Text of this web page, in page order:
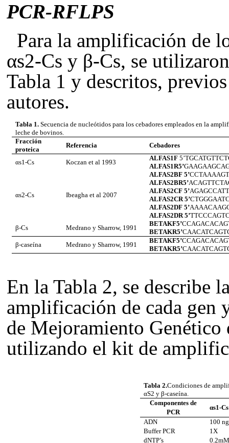
PCR-RFLPS
Para la amplificación de
αs2-Cs y β-Cs, se
Tabla 1 y descritos,
autores.
Tabla 1. Secuencia de nucleótidos para los cebadores empleados en la
leche de bovinos.
Fracción
proteica
Referencia Cebadores
αs1-Cs Koczan et al 1993
ALFAS1F
ALFAS1R5’
αs2-Cs Ibeagha et al 2007
ALFAS2BF 5’
ALFAS2BR5’
ALFAS2CF 5’
ALFAS2CR 5’
ALFAS2DF 5’
ALFAS2DR 5’
β-Cs
Medrano ySharrow, 1991
BETAKF5’
BETAKR5’
β-caseína
Medrano y Sharrow, 1991
BETAKF5’
BETAKR5’
En la Tabla 2, se describe
amplificación de cada gen
de Mejoramiento
utilizando el kit de
Tabla 2.Condiciones de
αS2 y β-caseína.
Componentes de
PCR
αs1-Cs
ADN
100 ng
Buffer PCR
1X
dNTP’s